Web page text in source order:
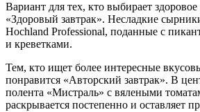
Вариант для тех, кто выбирает
«Здоровый завтрак». Несладкие
Hochland Professional, поданные с
и креветками.
Тем, кто ищет более интересные
понравится «Авторский завтрак». В
полента «Мистраль» с вялеными
раскрывается постепенно и оставляет